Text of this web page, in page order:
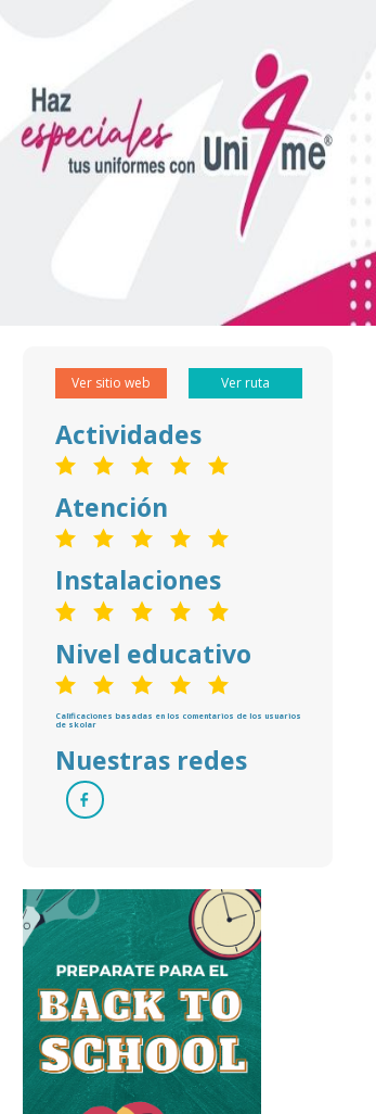
Ver sitio web Ver ruta
Actividades
Atención
Instalaciones
Nivel educativo
Calificaciones basadas en los comentarios de los usuarios
de skolar
Nuestras redes